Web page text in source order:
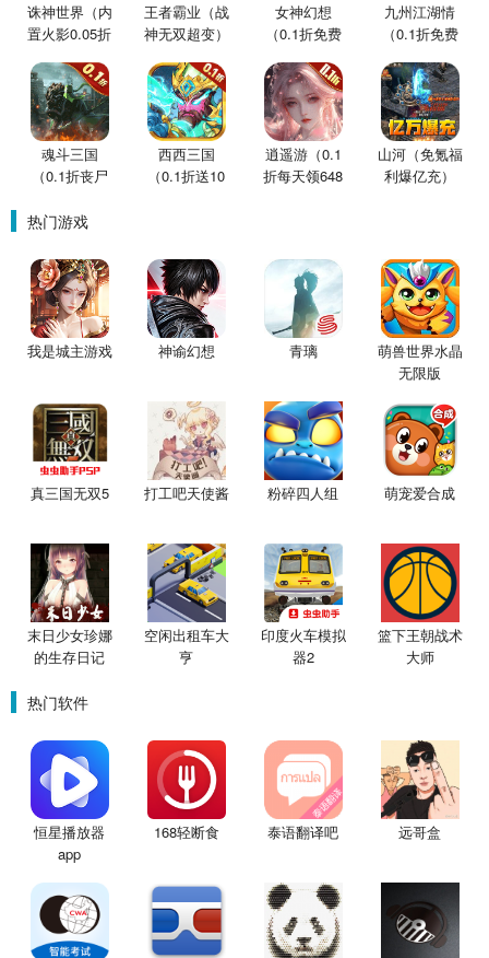
诛神世界（内
置火影0.05折
王者霸业（战
神无双超变）
女神幻想
（0.1折免费
九州江湖情
（0.1折免费
魂斗三国
（0.1折丧尸
西西三国
（0.1折送10
逍遥游（0.1
折每天领648
山河（免氪福
利爆亿充）
热门游戏
我是城主游戏 神谕幻想 青璃
萌兽世界水晶
无限版
真三国无双5 打工吧天使酱 粉碎四人组 萌宠爱合成
末日少女珍娜
的生存日记
空闲出租车大
亨
印度火车模拟
器2
篮下王朝战术
大师
热门软件
恒星播放器
app
168轻断食 泰语翻译吧 远哥盒